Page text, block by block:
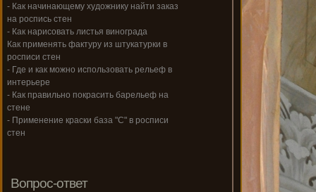
- Как начинающему художнику найти заказ
на роспись стен
- Как нарисовать листья винограда
Как применять фактуру из штукатурки в
росписи стен
- Где и как можно использовать рельеф в
интерьере
- Как правильно покрасить барельеф на
стене
- Применение краски база "С" в росписи
стен
Вопрос-ответ